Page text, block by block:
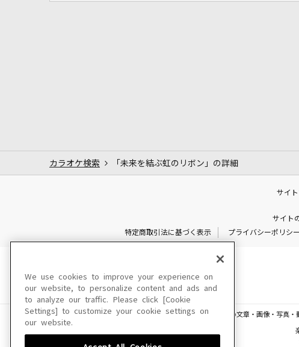
カラオケ検索 「未来を結ぶ虹のリボン」の詳細
サイ
サイト
特定商取引法に基づく表示
プライバシーポリシー
このサイトに掲載されている一切の文章・画像・写真
We use cookies to improve your experience on
our website, to personalize content and ads and
to analyze our traffic. Please click [Cookie
Settings] to customize your cookie settings on
our website.